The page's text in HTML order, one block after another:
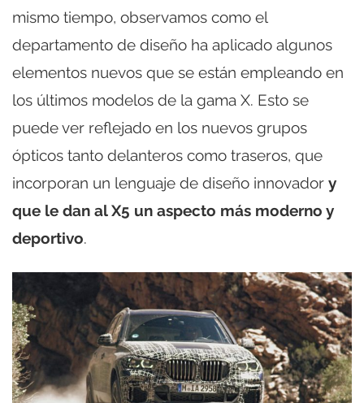
mismo tiempo, observamos como el
departamento de diseño ha aplicado algunos
elementos nuevos que se están empleando en
los últimos modelos de la gama X. Esto se
puede ver reflejado en los nuevos grupos
ópticos tanto delanteros como traseros, que
incorporan un lenguaje de diseño innovador y
que le dan al X5 un aspecto más moderno y
deportivo.